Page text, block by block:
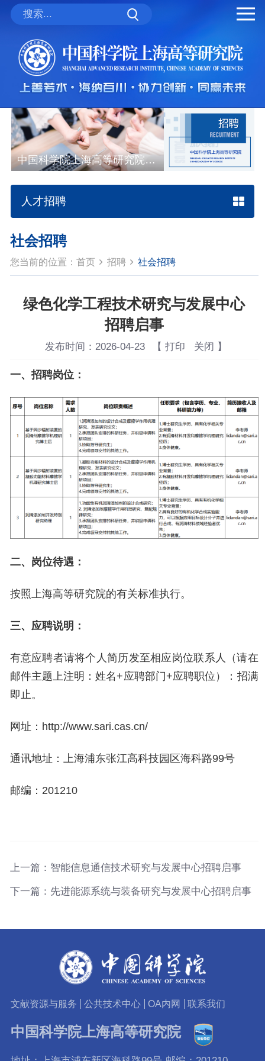
中国科学院上海高等研究院人才招聘
人才招聘
社会招聘
您当前的位置： 首页 招聘 社会招聘
绿色化学工程技术研究与发展中心
招聘启事
发布时间： 2026-04-23 【 打印 关闭 】
一、 招聘岗位：
二、岗位待遇：
按照上海高等研究院的有关标准执行。
三、应聘说明：
有意应聘者请将个人简历发至相应岗位联系人（请在
邮件主题上注明：姓名+应聘部门+应聘职位）：招满
即止。
网址： http://www.sari.cas.cn/
通讯地址：上海浦东张江高科技园区海科路99号
邮编： 201210
上一篇： 智能信息通信技术研究与发展中心招聘启事
下一篇： 先进能源系统与装备研究与发展中心招聘启事
文献资源与服务 公共技术中心 OA内网 联系我们
中国科学院上海高等研究院